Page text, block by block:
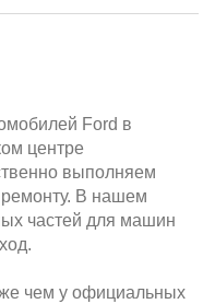
Ford в
центре
выполняем
ремонту. В нашем
частей для машин
чем у официальных